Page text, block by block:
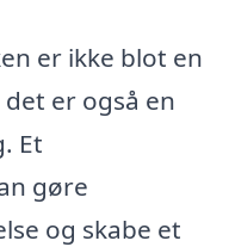
er ikke blot en
er også en
Et
gøre
og skabe et